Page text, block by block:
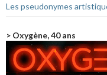
Les pseudonymes
> Oxygène, 40 ans